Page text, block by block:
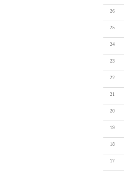
26
25
24
23
22
21
20
19
18
17